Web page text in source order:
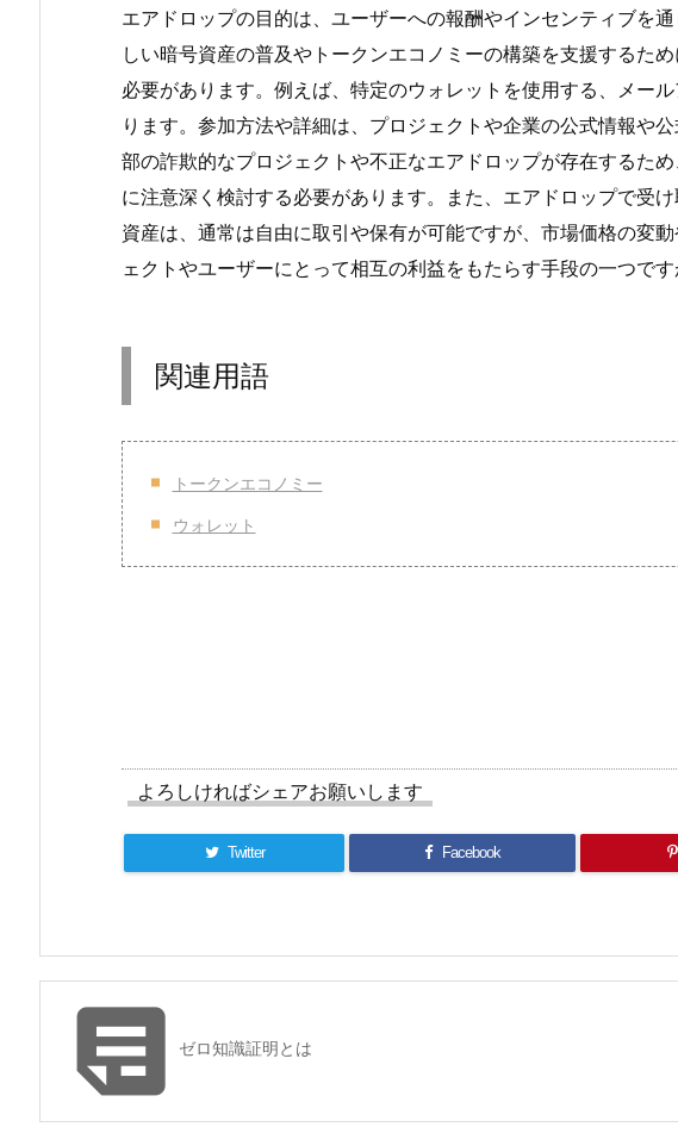
エアドロップの目的は、ユーザーへの報酬やインセンティブを
しい暗号資産の普及やトークンエコノミーの構築を支援するた
必要があります。例えば、特定のウォレットを使用する、メー
ります。参加方法や詳細は、プロジェクトや企業の公式情報や
部の詐欺的なプロジェクトや不正なエアドロップが存在するた
に注意深く検討する必要があります。また、エアドロップで受
資産は、通常は自由に取引や保有が可能ですが、市場価格の変
ェクトやユーザーにとって相互の利益をもたらす手段の一つで
関連用語
トークンエコノミー
ウォレット
よろしければシェアお願いします
Twitter Facebook
ゼロ知識証明とは